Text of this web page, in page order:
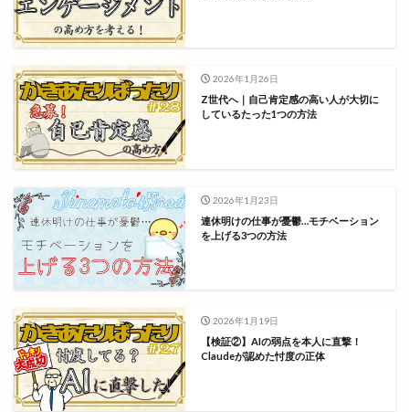
2026年1月26日
Z世代へ｜自己肯定感の高い人が大切に
しているたった1つの方法
2026年1月23日
連休明けの仕事が憂鬱…モチベーション
を上げる3つの方法
2026年1月19日
【検証②】AIの弱点を本人に直撃！
Claudeが認めた忖度の正体